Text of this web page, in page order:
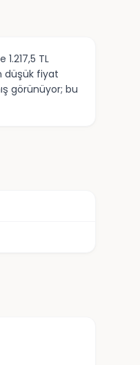
TL
düşük fiyat
görünüyor; bu